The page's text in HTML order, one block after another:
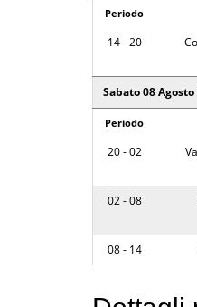
Periodo
14 - 20
Sabato 08 Agosto
Periodo
20 - 02
02 - 08
08 - 14
14 - 20